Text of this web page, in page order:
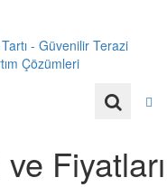
Fiyatları